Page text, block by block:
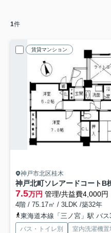
1件
賃貸マンション
神戸市北区桂木
神戸北町ソレアードコートB
7.5万円 管理/共益費4,000円
4階 / 75.17㎡ / 3LDK /築32年
東海道本線「三ノ宮」駅 バス38分
バス・トイレ別 室内洗濯機置